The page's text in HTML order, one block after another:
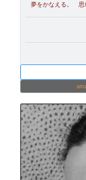
夢をかなえる。 思